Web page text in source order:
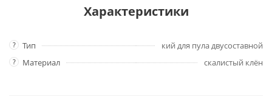
Характеристики
? Тип кий для пула двусоставной
? Материал скалистый клён